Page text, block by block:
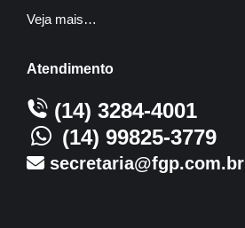
Veja mais…
Atendimento
(14) 3284-4001
(14) 99825-3779
secretaria@fgp.com.br